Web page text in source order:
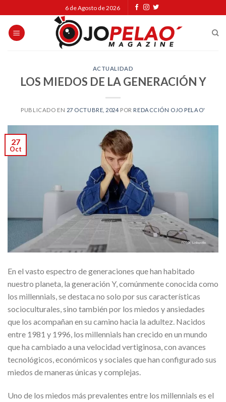
to
content
6 de Agosto de 2026
ACTUALIDAD
LOS MIEDOS DE LA GENERACIÓN Y
PUBLICADO EN 27 OCTUBRE, 2024 POR REDACCIÓN OJO PELAO'
27
Oct
En el vasto espectro de generaciones que han habitado
nuestro planeta, la generación Y, comúnmente conocida como
los millennials, se destaca no solo por sus características
socioculturales, sino también por los miedos y ansiedades
que los acompañan en su camino hacia la adultez. Nacidos
entre 1981 y 1996, los millennials han crecido en un mundo
que ha cambiado a una velocidad vertiginosa, con avances
tecnológicos, económicos y sociales que han configurado sus
miedos de maneras únicas y complejas.
Uno de los miedos más prevalentes entre los millennials es el